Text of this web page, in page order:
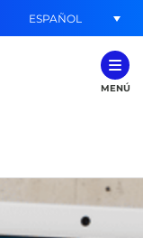
ESPAÑOL
MENÚ